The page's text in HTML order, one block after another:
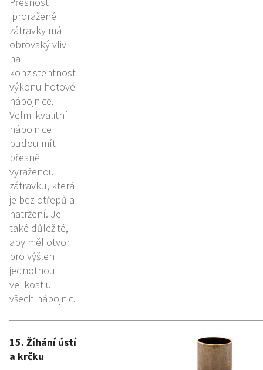
proražené
zátravky má
obrovský vliv
na
konzistentnost
výkonu hotové
nábojnice.
Velmi kvalitní
nábojnice
budou mít
přesně
vyraženou
zátravku, která
je bez otřepů a
natržení. Je
také důležité,
aby měl otvor
pro výšleh
jednotnou
velikost u
všech nábojnic.
15. Žíhání ústí
a krčku